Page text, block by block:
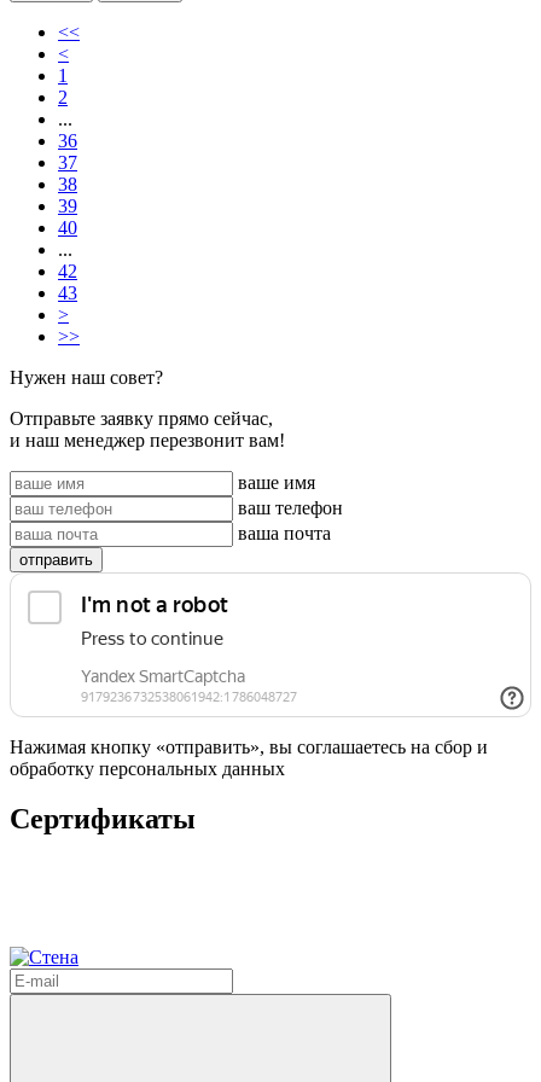
<<
<
1
2
...
36
37
38
39
40
...
42
43
>
>>
Нужен наш совет?
Отправьте заявку прямо сейчас,
и наш менеджер перезвонит вам!
ваше имя
ваш телефон
ваша почта
отправить
Нажимая кнопку «отправить», вы соглашаетесь на сбор и
обработку персональных данных
Сертификаты